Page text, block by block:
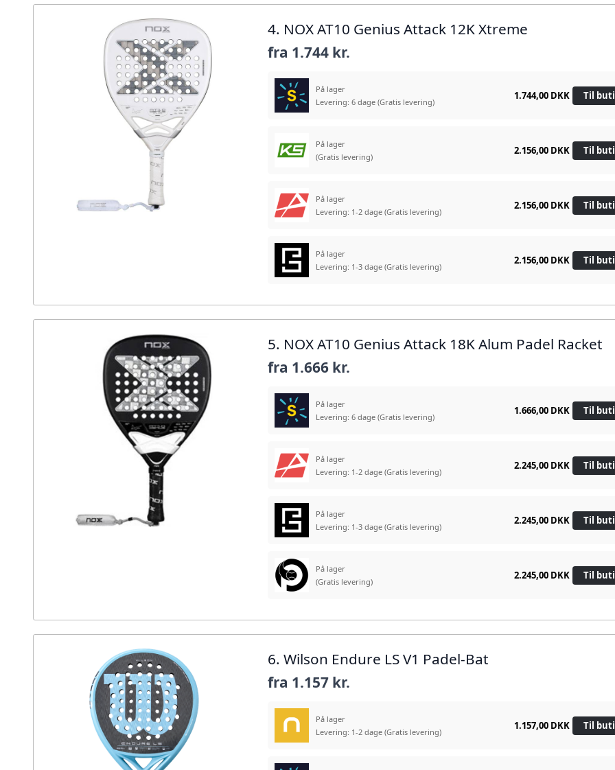
4. NOX AT10 Genius Attack 12K Xtreme
fra 1.744 kr.
På lager
Levering: 6 dage(Gratis levering)
1.744,00 DKK Til
På lager
(Gratis levering)
2.156,00 DKK Til
På lager
Levering: 1-2 dage(Gratis levering)
2.156,00 DKK Til
På lager
Levering: 1-3 dage(Gratis levering)
2.156,00 DKK Til
5. NOX AT10 Genius Attack 18K Alum Padel Racket
fra 1.666 kr.
På lager
Levering: 6 dage(Gratis levering)
1.666,00 DKK Til
På lager
Levering: 1-2 dage(Gratis levering)
2.245,00 DKK Til
På lager
Levering: 1-3 dage(Gratis levering)
2.245,00 DKK Til
På lager
(Gratis levering)
2.245,00 DKK Til
6. Wilson Endure LS V1 Padel-Bat
fra 1.157 kr.
På lager
Levering: 1-2 dage(Gratis levering)
1.157,00 DKK Til